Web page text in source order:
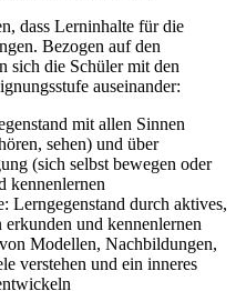
dass Lerninhalte für die
Bezogen auf den
sich die Schüler mit den
auseinander:
mit allen Sinnen
sehen) und über
(sich selbst bewegen oder
kennenlernen
Lerngegenstand durch aktives,
und kennenlernen
Modellen, Nachbildungen,
verstehen und ein inneres